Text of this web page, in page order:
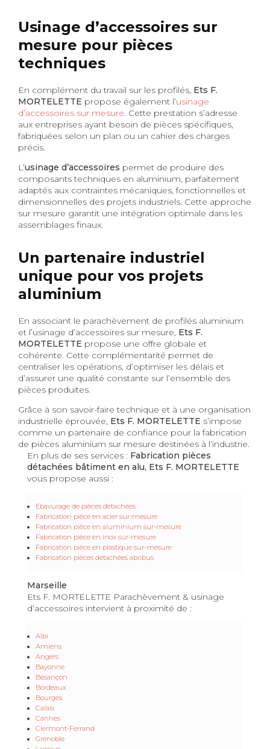
Usinage d’accessoires sur
mesure pour pièces
techniques
En complément du travail sur les profilés, Ets F.
MORTELETTE propose également l’usinage
d’accessoires sur mesure. Cette prestation s’adresse
aux entreprises ayant besoin de pièces spécifiques,
fabriquées selon un plan ou un cahier des charges
précis.
L’usinage d’accessoires permet de produire des
composants techniques en aluminium, parfaitement
adaptés aux contraintes mécaniques, fonctionnelles et
dimensionnelles des projets industriels. Cette approche
sur mesure garantit une intégration optimale dans les
assemblages finaux.
Un partenaire industriel
unique pour vos projets
aluminium
En associant le parachèvement de profilés aluminium
et l’usinage d’accessoires sur mesure, Ets F.
MORTELETTE propose une offre globale et
cohérente. Cette complémentarité permet de
centraliser les opérations, d’optimiser les délais et
d’assurer une qualité constante sur l’ensemble des
pièces produites.
Grâce à son savoir-faire technique et à une organisation
industrielle éprouvée, Ets F. MORTELETTE s’impose
comme un partenaire de confiance pour la fabrication
de pièces aluminium sur mesure destinées à l’industrie.
En plus de ses services : Fabrication pièces
détachées bâtiment en alu, Ets F. MORTELETTE
vous propose aussi :
Ebavurage de pièces détachées
Fabrication pièce en acier sur-mesure
Fabrication pièce en aluminium sur-mesure
Fabrication pièce en inox sur-mesure
Fabrication pièce en plastique sur-mesure
Fabrication pièces détachées abribus
Marseille
Ets F. MORTELETTE Parachèvement & usinage
d’accessoires intervient à proximité de :
Albi
Amiens
Angers
Bayonne
Besançon
Bordeaux
Bourges
Calais
Cannes
Clermont-Ferrand
Grenoble